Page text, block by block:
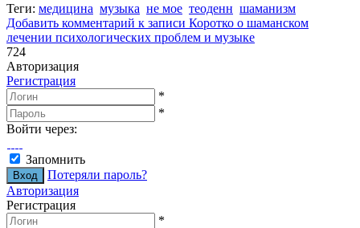
Теги: медицина музыка не мое теоденн шаманизм
Добавить комментарий к записи Коротко о шаманском
лечении психологических проблем и музыке
724
Авторизация
Регистрация
*
*
Войти через:
Запомнить
Потеряли пароль?
Авторизация
Регистрация
*